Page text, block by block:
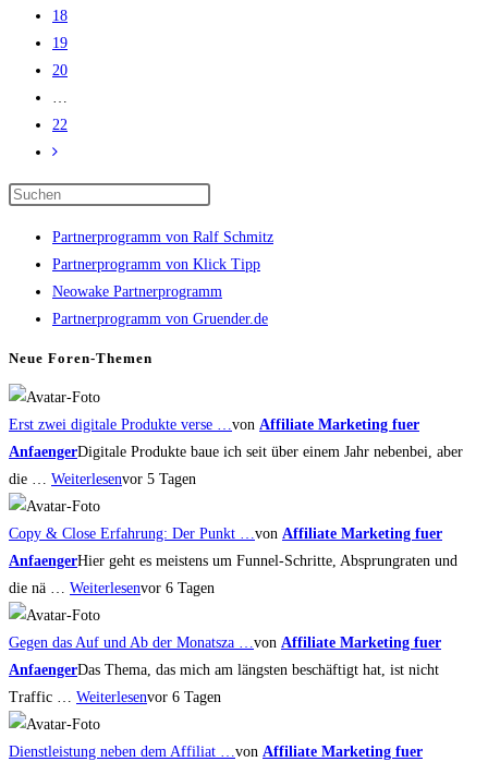
18
19
20
22
Zur
Seite
to
close
the
search
Partnerprogramm von Ralf Schmitz
Partnerprogramm von Klick Tipp
Neowake Partnerprogramm
Partnerprogramm von Gruender.de
Neue Foren-Themen
Erst zwei digitale Produkte verse …von Affiliate Marketing fuer
AnfaengerDigitale Produkte baue ich seit über einem Jahr nebenbei, aber
die … Weiterlesenvor 5 Tagen
Copy & Close Erfahrung: Der Punkt …von Affiliate Marketing fuer
AnfaengerHier geht es meistens um Funnel-Schritte, Absprungraten und
die nä … Weiterlesenvor 6 Tagen
Gegen das Auf und Ab der Monatsza …von Affiliate Marketing fuer
AnfaengerDas Thema, das mich am längsten beschäftigt hat, ist nicht
Traffic … Weiterlesenvor 6 Tagen
Dienstleistung neben dem Affiliat …von Affiliate Marketing fuer